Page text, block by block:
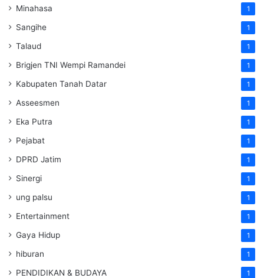
Minahasa 1
Sangihe 1
Talaud 1
Brigjen TNI Wempi Ramandei 1
Kabupaten Tanah Datar 1
Asseesmen 1
Eka Putra 1
Pejabat 1
DPRD Jatim 1
Sinergi 1
ung palsu 1
Entertainment 1
Gaya Hidup 1
hiburan 1
PENDIDIKAN & BUDAYA 1